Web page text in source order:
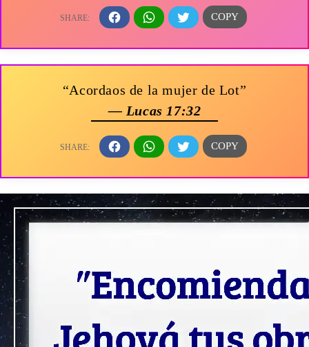
“Acordaos de la mujer de Lot”
— Lucas 17:32